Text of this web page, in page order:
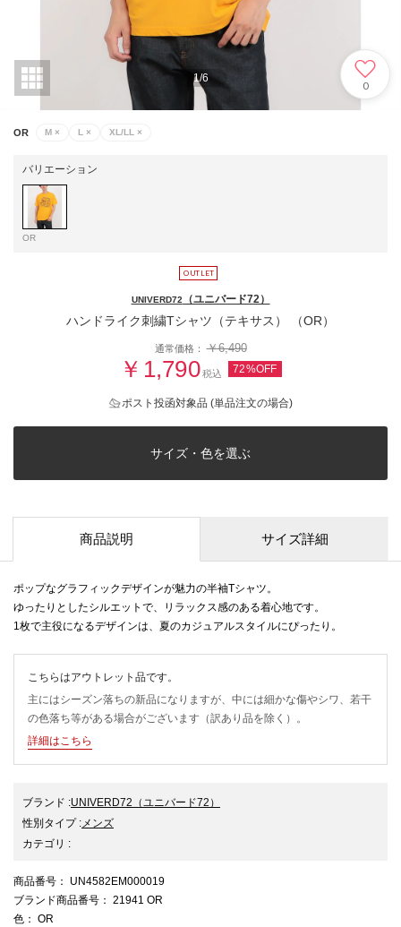
1/6
0
OR M × L × XL/LL ×
バリエーション
OR
UNIVERD72（ユニバード72）
ハンドライク刺繍Tシャツ（テキサス） （OR）
通常価格：￥6,490
￥1,790税込 72%OFF
ポスト投函対象品 (単品注文の場合)
サイズ・色を選ぶ
商品説明 サイズ詳細
ポップなグラフィックデザインが魅力の半袖Tシャツ。
ゆったりとしたシルエットで、リラックス感のある着心地です。
1枚で主役になるデザインは、夏のカジュアルスタイルにぴったり。
こちらはアウトレット品です。
主にはシーズン落ちの新品になりますが、中には細かな傷やシワ、若干
の色落ち等がある場合がございます（訳あり品を除く）。
詳細はこちら
ブランド :UNIVERD72 （ユニバード72）
性別タイプ:メンズ
カテゴリ :
商品番号 ： UN4582EM000019
ブランド商品番号 ： 21941 OR
色 ： OR